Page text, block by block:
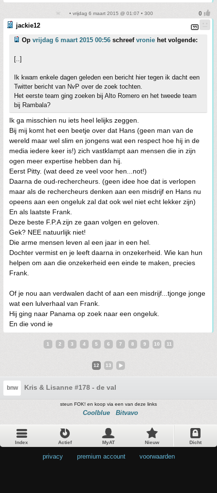
• vrijdag 6 maart 2015 @ 01:07 • 300
jackie12
Op vrijdag 6 maart 2015 00:56 schreef vronie het volgende:
[..]
Ik kwam enkele dagen geleden een bericht hier tegen ik dacht een
Twitter bericht van NvP over de zoek tochten.
Het eerste team ging zoeken bij Alto Romero en het tweede team
bij Rambala?
Ik ga misschien nu iets heel lelijks zeggen.
Bij mij komt het een beetje over dat Hans (geen man van de
wereld maar wel slim en jongens wat een respect hoe hij in de
media iedere keer is!) zich vastklampt aan mensen die in zijn
ogen meer expertise hebben dan hij.
Eerst Pitty. (wat deed ze veel voor hen...not!)
Daarna de oud-rechercheurs. (geen idee hoe dat is verlopen
maar als de rechercheurs denken aan een misdrijf en Hans nu
opeens aan een ongeluk zal dat ook wel niet echt lekker zijn)
En als laatste Frank.
Deze beste F.P.A zijn ze gaan volgen en geloven.
Gek? NEE natuurlijk niet!
Die arme mensen leven al een jaar in een hel.
Dochter vermist en je leeft daarna in onzekerheid. Wie kan hun
helpen om aan die onzekerheid een einde te maken, precies
Frank.
Of je nou aan verdwalen dacht of aan een misdrijf...tjonge jonge
wat een lulverhaal van Frank.
Hij ging naar Panama op zoek naar een ongeluk.
En die vond ie
1 2 3 4 5 6 7 8 9 10 11
12 13
bnw Kris & Lisanne #178 - de val
steun FOK! en koop via een van deze links
Coolblue Bitvavo
Index Actief MyAT Nieuw Dicht
privacy premium account voorwaarden